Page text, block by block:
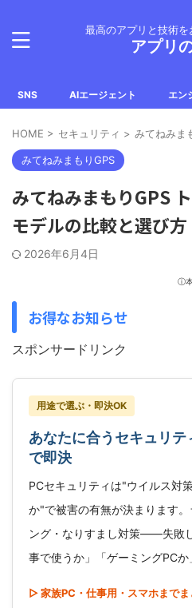
最高のアプリと技術
アプリ
SNS AIエージェント エン
HOME > セキュリティ > みてねみま
みてねみまもりGPS
みてねみまもりGPS
モデルの比較と選び方
2026年6月4日
ⓘ本
お得なお知らせ
スポンサードリンク
用途で選ぶ・即決OK
あなたに合うセキュリ
で即決
PCセキュリティは"ウイルス対
か"で被害の有無が決まります
ング・なりすまし対策――失敗
事で使うか」「ゲーミングPCか
▷ 家族PC・仕事用・スマホまで